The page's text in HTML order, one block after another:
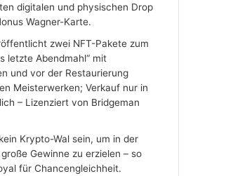
digitalen und physischen Drop
Wagner-Karte.
zwei NFT-Pakete zum
letzte Abendmahl“ mit
und vor der Restaurierung
Meisterwerken; Verkauf nur in
– Lizenziert von Bridgeman
Krypto-Wal sein, um in der
Gewinne zu erzielen – so
für Chancengleichheit.